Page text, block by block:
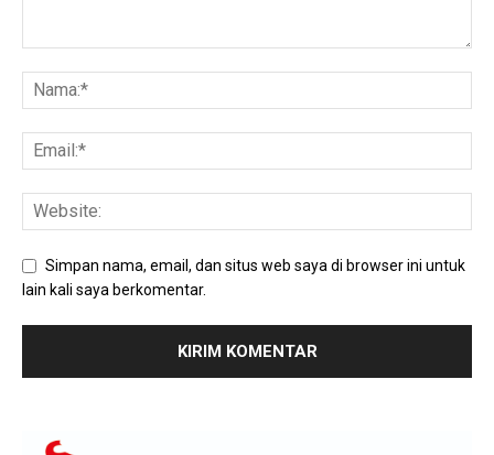
Simpan nama, email, dan situs web saya di browser ini untuk
lain kali saya berkomentar.